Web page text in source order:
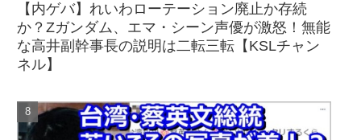
【内ゲバ】れいわローテーション廃止か存続
か？Zガンダム、エマ・シーン声優が激怒！無能
な高井副幹事長の説明は二転三転【KSLチャン
ネル】